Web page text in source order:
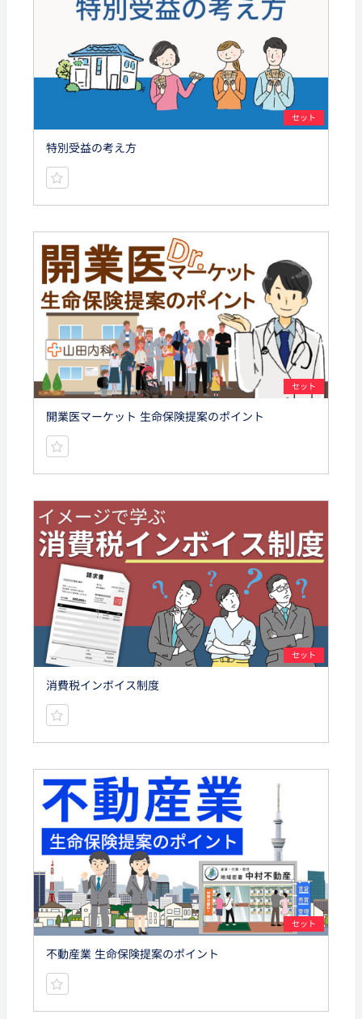
セット
特別受益の考え方
セット
開業医マーケット 生命保険提案のポイント
セット
消費税インボイス制度
セット
不動産業 生命保険提案のポイント